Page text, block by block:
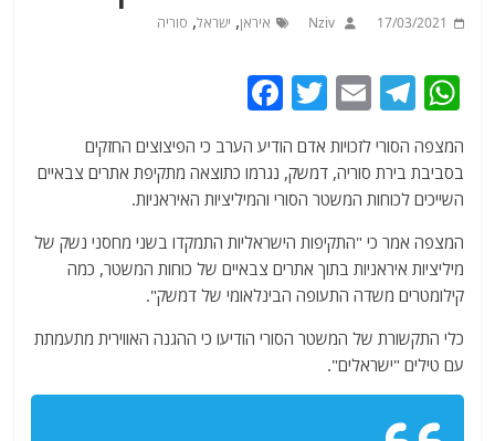
17/03/2021
Nziv איראן, ישראל, סוריה
W
at
s
A
p
p
T
el
e
g
ra
m
E
ai
l
T
itt
er
c
e
b
o
o
k
המצפה הסורי לזכויות אדם הודיע הערב כי הפיצוצים החזקים
בסביבת בירת סוריה, דמשק, נגרמו כתוצאה מתקיפת אתרים צבאיים
השייכים לכוחות המשטר הסורי והמיליציות האיראניות.
המצפה אמר כי "התקיפות הישראליות התמקדו בשני מחסני נשק של
מיליציות איראניות בתוך אתרים צבאיים של כוחות המשטר, כמה
קילומטרים משדה התעופה הבינלאומי של דמשק".
כלי התקשורת של המשטר הסורי הודיעו כי ההגנה האווירית מתעמתת
עם טילים "ישראלים".